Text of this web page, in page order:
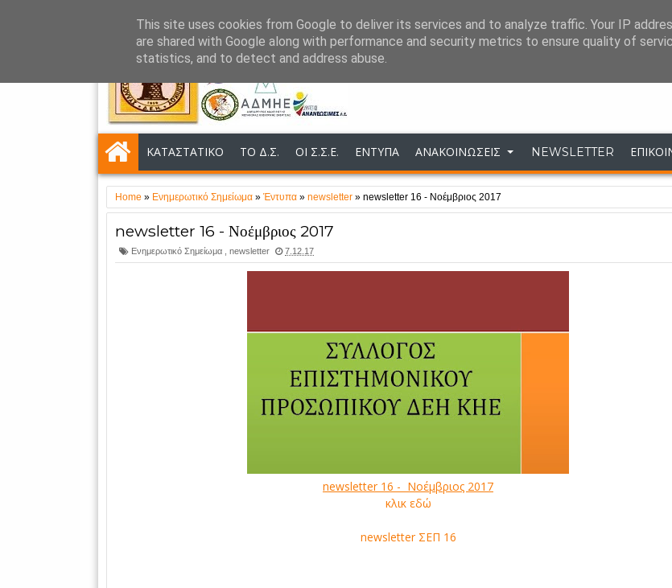
NEWSLETTER NEA ΑΝΑΚΟΙΝΩΣΕΙΣ ΣΥΝΔΕΣΕΙΣ ΕΠΙΚΟΙΝΩΝΙΑ
ΚΑΤΑΣΤΑΤΙΚΟ ΤΟ Δ.Σ. ΟΙ Σ.Σ.Ε. ΕΝΤΥΠΑ ΑΝΑΚΟΙΝΩΣΕΙΣ NEWSLETTER
Home » Ενημερωτικό Σημείωμα » Έντυπα » newsletter » newsletter 16 - Νοέμβριος 2017
newsletter 16 - Νοέμβριος 2017
Ενημερωτικό Σημείωμα newsletter 7.12.17
newsletter 16 - Νοέμβριος 2017
κλικ εδώ
newsletter ΣΕΠ 16
This site uses cookies from Google to deliver its services and to analyze traffic. Your IP
are shared with Google along with performance and security metrics to ensure quality of
statistics, and to detect and address abuse.